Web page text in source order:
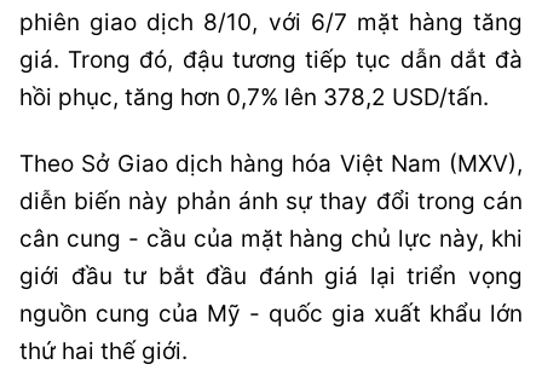
phiên giao dịch 8/10, với 6/7 mặt hàng tăng
giá. Trong đó, đậu tương tiếp tục dẫn dắt đà
hồi phục, tăng hơn 0,7% lên 378,2 USD/tấn.
Theo Sở Giao dịch hàng hóa Việt Nam (MXV),
diễn biến này phản ánh sự thay đổi trong cán
cân cung - cầu của mặt hàng chủ lực này, khi
giới đầu tư bắt đầu đánh giá lại triển vọng
nguồn cung của Mỹ - quốc gia xuất khẩu lớn
thứ hai thế giới.